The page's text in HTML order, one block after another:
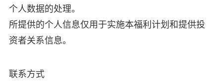
个人数据的处理。
所提供的个人信息仅用于实施本福利计划和提供投
资者关系信息。
联系方式